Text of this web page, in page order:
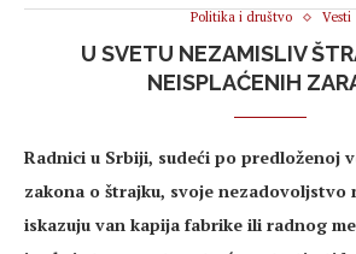
Politika i društvo Vesti
U SVETU NEZAMISLIV
NEISPLAĆENIH
Radnici u Srbiji, sudeći po predloženoj
zakona o štrajku, svoje nezadovoljstvo
iskazuju van kapija fabrike ili radnog